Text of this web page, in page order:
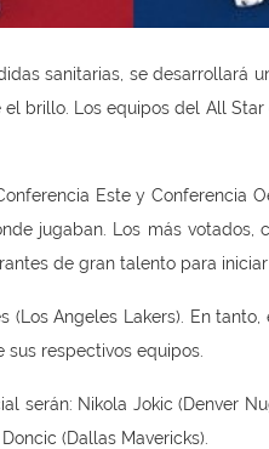
sanitarias, se desarrollará
brillo. Los equipos del All
Este y Conferencia
jugaban. Los más votados,
de gran talento para iniciar
(Los Angeles Lakers). En
respectivos equipos.
serán: Nikola Jokic (Denver
(Dallas Mavericks).